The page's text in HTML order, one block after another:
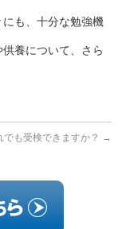
も、十分な勉強機
養について、さら
でも受検できますか？ →